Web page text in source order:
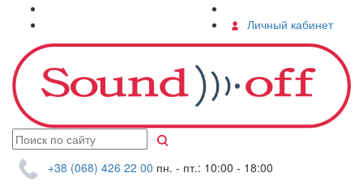
Личный кабинет
+38 (068) 426 22 00 пн. - пт.: 10:00 - 18:00